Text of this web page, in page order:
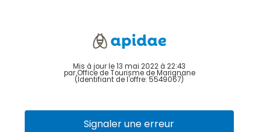
Mis à jour le 13 mai 2022 à 22:43
par Office de Tourisme de Marignane
(Identifiant de l'offre: 5549067)
Signaler une erreur